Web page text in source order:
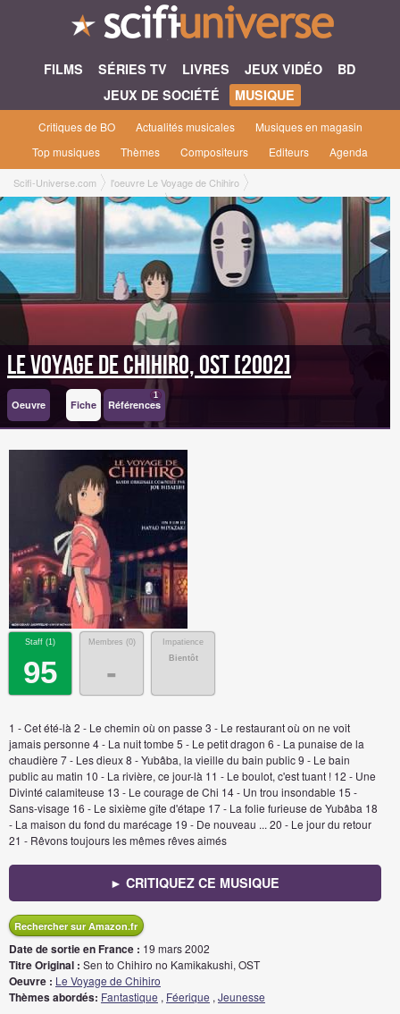
FILMS SÉRIES TV LIVRES JEUX VIDÉO
BD
JEUX DE SOCIÉTÉ
MUSIQUE
Critiques de BO Actualités musicales
Musiques en magasin
Top musiques
Thèmes Compositeurs Editeurs Agenda
Scifi-Universe.com
l'oeuvre Le Voyage de Chihiro
Le Voyage de Chihiro, OST [2002]
Le Voyage de Chihiro, OST [2002]
Oeuvre Fiche Références
1
Staff (1)
95
Membres (0)
-
Impatience
Bientôt
1 - Cet été-là 2 - Le chemin où on passe 3 - Le restaurant où on ne voit
jamais personne 4 - La nuit tombe 5 - Le petit dragon 6 - La punaise de la
chaudière 7 - Les dieux 8 - Yubâba, la vieille du bain public 9 - Le bain
public au matin 10 - La rivière, ce jour-là 11 - Le boulot, c'est tuant ! 12 - Une
Divinté calamiteuse 13 - Le courage de Chi 14 - Un trou insondable 15 -
Sans-visage 16 - Le sixième gîte d'étape 17 - La folie furieuse de Yubâba 18
- La maison du fond du marécage 19 - De nouveau ... 20 - Le jour du retour
21 - Rêvons toujours les mêmes rêves aimés
► CRITIQUEZ CE MUSIQUE
Rechercher sur Amazon.fr
Date de sortie en France : 19 mars 2002
Titre Original : Sen to Chihiro no Kamikakushi, OST
Oeuvre : Le Voyage de Chihiro
Thèmes abordés: Fantastique , Féerique , Jeunesse